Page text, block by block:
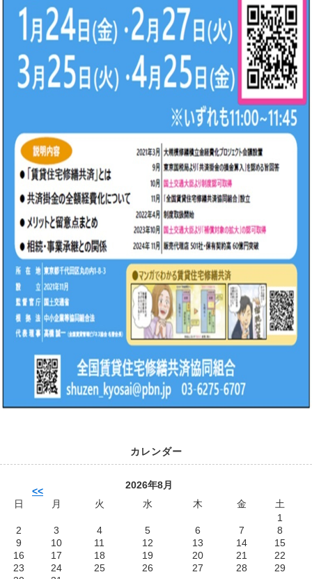
カレンダー
<<
2026年8月
日
月 火 水 木 金
土
1
2
3 4 5 6 7
8
9
10 11 12 13 14
15
16
17 18 19 20 21
22
23
24 25 26 27 28
29